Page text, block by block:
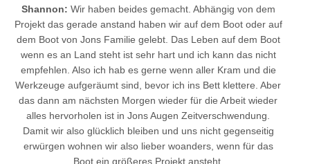
Shannon: Wir haben beides gemacht. Abhängig von dem
Projekt das gerade anstand haben wir auf dem Boot oder auf
dem Boot von Jons Familie gelebt. Das Leben auf dem Boot
wenn es an Land steht ist sehr hart und ich kann das nicht
empfehlen. Also ich hab es gerne wenn aller Kram und die
Werkzeuge aufgeräumt sind, bevor ich ins Bett klettere. Aber
das dann am nächsten Morgen wieder für die Arbeit wieder
alles hervorholen ist in Jons Augen Zeitverschwendung.
Damit wir also glücklich bleiben und uns nicht gegenseitig
erwürgen wohnen wir also lieber woanders, wenn für das
Boot ein größeres Projekt ansteht.